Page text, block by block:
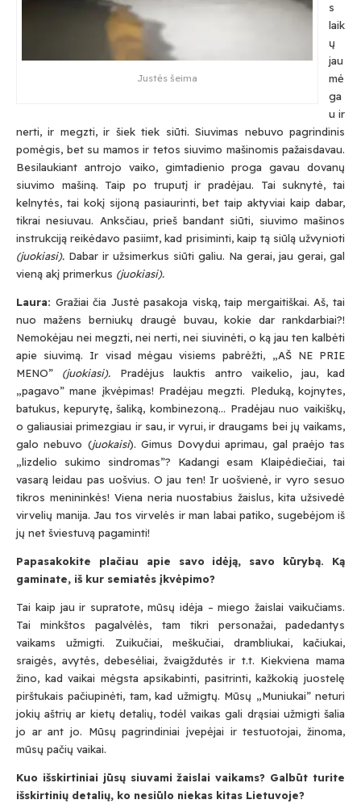
Justės šeima
s
laik
ų
jau
mė
ga
u ir
nerti, ir megzti, ir šiek tiek siūti. Siuvimas nebuvo pagrindinis
pomėgis, bet su mamos ir tetos siuvimo mašinomis pažaisdavau.
Besilaukiant antrojo vaiko, gimtadienio proga gavau dovanų
siuvimo mašiną. Taip po truputį ir pradėjau. Tai suknytė, tai
kelnytės, tai kokį sijoną pasiaurinti, bet taip aktyviai kaip dabar,
tikrai nesiuvau. Anksčiau, prieš bandant siūti, siuvimo mašinos
instrukciją reikėdavo pasiimt, kad prisiminti, kaip tą siūlą užvynioti
(juokiasi). Dabar ir užsimerkus siūti galiu. Na gerai, jau gerai, gal
vieną akį primerkus (juokiasi).
Laura: Gražiai čia Justė pasakoja viską, taip mergaitiškai. Aš, tai
nuo mažens berniukų draugė buvau, kokie dar rankdarbiai?!
Nemokėjau nei megzti, nei nerti, nei siuvinėti, o ką jau ten kalbėti
apie siuvimą. Ir visad mėgau visiems pabrėžti, „AŠ NE PRIE
MENO” (juokiasi). Pradėjus lauktis antro vaikelio, jau, kad
„pagavo” mane įkvėpimas! Pradėjau megzti. Pleduką, kojnytes,
batukus, kepurytę, šaliką, kombinezoną… Pradėjau nuo vaikiškų,
o galiausiai primezgiau ir sau, ir vyrui, ir draugams bei jų vaikams,
galo nebuvo (juokaisi). Gimus Dovydui aprimau, gal praėjo tas
„lizdelio sukimo sindromas”? Kadangi esam Klaipėdiečiai, tai
vasarą leidau pas uošvius. O jau ten! Ir uošvienė, ir vyro sesuo
tikros menininkės! Viena neria nuostabius žaislus, kita užsivedė
virvelių manija. Jau tos virvelės ir man labai patiko, sugebėjom iš
jų net šviestuvą pagaminti!
Papasakokite plačiau apie savo idėją, savo kūrybą. Ką
gaminate, iš kur semiatės įkvėpimo?
Tai kaip jau ir supratote, mūsų idėja – miego žaislai vaikučiams.
Tai minkštos pagalvėlės, tam tikri personažai, padedantys
vaikams užmigti. Zuikučiai, meškučiai, drambliukai, kačiukai,
sraigės, avytės, debesėliai, žvaigždutės ir t.t. Kiekviena mama
žino, kad vaikai mėgsta apsikabinti, pasitrinti, kažkokią juostelę
pirštukais pačiupinėti, tam, kad užmigtų. Mūsų „Muniukai” neturi
jokių aštrių ar kietų detalių, todėl vaikas gali drąsiai užmigti šalia
jo ar ant jo. Mūsų pagrindiniai įvepėjai ir testuotojai, žinoma,
mūsų pačių vaikai.
Kuo išskirtiniai jūsų siuvami žaislai vaikams? Galbūt turite
išskirtinių detalių, ko nesiūlo niekas kitas Lietuvoje?